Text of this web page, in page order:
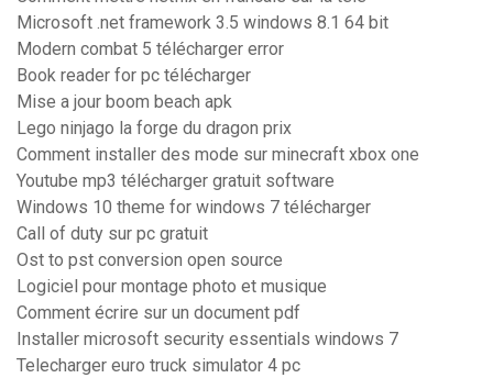
Microsoft .net framework 3.5 windows 8.1 64 bit
Modern combat 5 télécharger error
Book reader for pc télécharger
Mise a jour boom beach apk
Lego ninjago la forge du dragon prix
Comment installer des mode sur minecraft xbox one
Youtube mp3 télécharger gratuit software
Windows 10 theme for windows 7 télécharger
Call of duty sur pc gratuit
Ost to pst conversion open source
Logiciel pour montage photo et musique
Comment écrire sur un document pdf
Installer microsoft security essentials windows 7
Telecharger euro truck simulator 4 pc